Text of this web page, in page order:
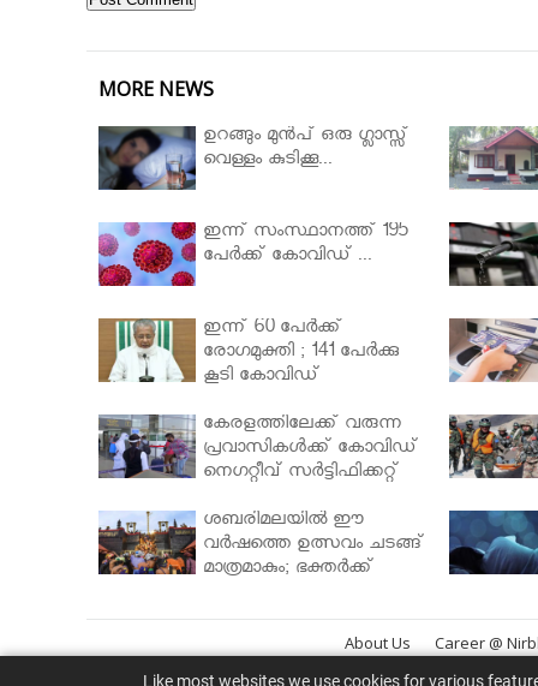
MORE NEWS
ഉറങ്ങും മുന്‍പ് ഒരു ഗ്ലാസ്സ്
വെള്ളം കുടിക്കൂ...
ഇന്ന് സംസ്ഥാനത്ത് 195
പേര്‍ക്ക് കോവിഡ് ...
ഇന്ന് 60 പേർക്ക്
രോഗമുക്തി ; 141 പേര്‍ക്കു
കൂടി കോവിഡ്
കേരളത്തിലേക്ക് വരുന്ന
പ്രവാസികള്‍ക്ക് കോവിഡ്
നെഗറ്റീവ് സര്‍ട്ടിഫിക്കറ്റ്
മന്ത്രിസഭ
ശബരിമലയില്‍ ഈ
വർഷത്തെ ഉത്സവം ചടങ്ങ്
മാത്രമാകും; ഭക്തർക്ക്
About Us Career @
Like most websites we use cookies for various